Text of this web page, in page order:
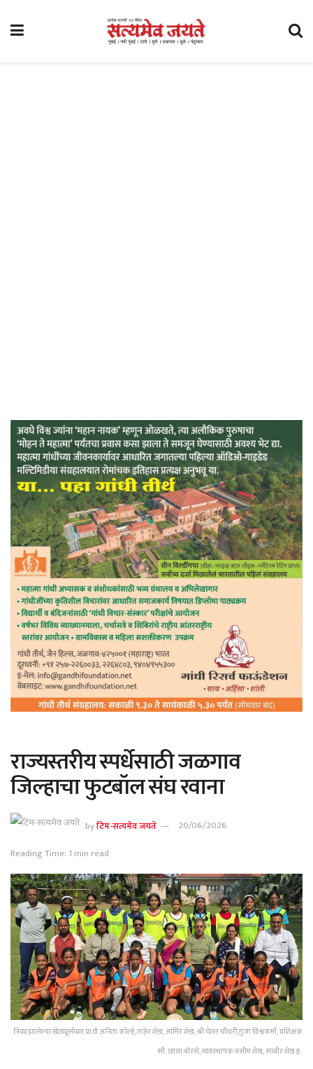
राज्यस्तरीय स्पर्धेसाठी जळगाव
जिल्हाचा फुटबॉल संघ रवाना
byटिम-सत्यमेव जयते
20/06/2026
Reading Time: 1 min read
निवड झालेल्या खेळाडूंसोबत प्रा.डॉ अनिता कोल्हे, ताहेर शेख, आमिर शेख, श्री चेतन चौधरी,गुंजा विश्वकर्मा, प्रशिक्षक
सौ. छाया बोरसे, व्यवस्थापक वसीम शेख, साबीर शेख इ.